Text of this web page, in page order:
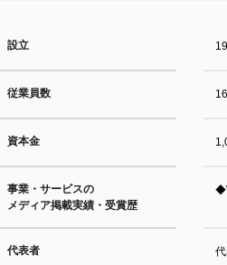
設立
従業員数
資本金
事業・サービスの
メディア掲載実績・受賞歴
代表者